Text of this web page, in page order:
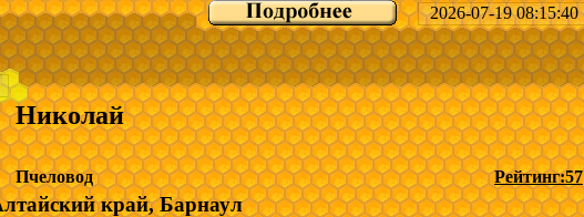
продуктов пчеловодство
всей России
и прайс скину в мессенджеры.
вопросы; Звоните но могу быть не доступен, так как связи на пасеки
нет или пишите в Max, WhatsApp по указанному номеру телефона в
2026-07-19 08:15:40
Николай
Пчеловод
край, Барнаул
Рейтинг:57